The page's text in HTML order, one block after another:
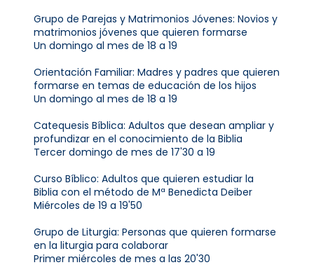
Grupo de Parejas y Matrimonios Jóvenes: Novios y
matrimonios jóvenes que quieren formarse
Un domingo al mes de 18 a 19
Orientación Familiar: Madres y padres que quieren
formarse en temas de educación de los hijos
Un domingo al mes de 18 a 19
Catequesis Bíblica: Adultos que desean ampliar y
profundizar en el conocimiento de la Biblia
Tercer domingo de mes de 17'30 a 19
Curso Bíblico: Adultos que quieren estudiar la
Biblia con el método de Mª Benedicta Deiber
Miércoles de 19 a 19'50
Grupo de Liturgia: Personas que quieren formarse
en la liturgia para colaborar
Primer miércoles de mes a las 20'30